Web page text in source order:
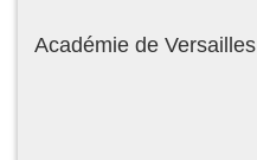
Académie de Versailles